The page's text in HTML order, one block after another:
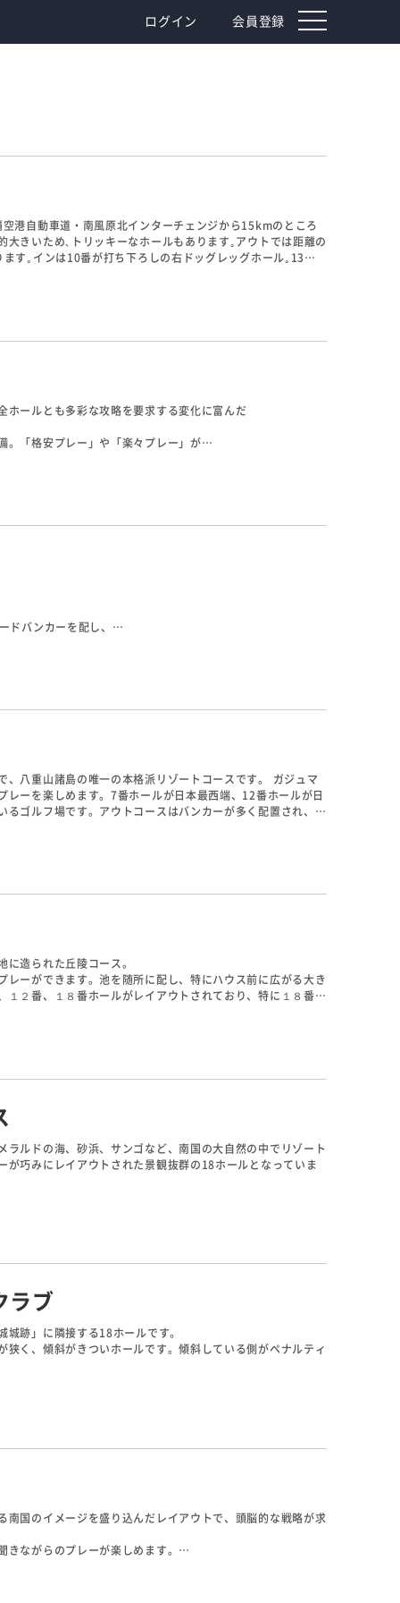
ログイン 会員登録
toggle
港自動車道・南風原北インターチェンジから15kmのところ
きいため､トリッキーなホールもあります｡アウトでは距離の
す｡インは10番が打ち下ろしの右ドッグレッグホール｡13
向かって打ち下ろしていきます｡6番ホールからは、東に太
ホールとも多彩な攻略を要求する変化に富んだ
。「格安プレー」や「楽々プレー」が
ドバンカーを配し、
地よさを与えてくれます。
八重山諸島の唯一の本格派リゾートコースです。 ガジュマ
ーを楽しめます。7番ホールが日本最西端、12番ホールが日
ゴルフ場です。アウトコースはバンカーが多く配置され、イ
リーンは、ティフトン系の「チャンピオンドワーフ」と呼ば
です。
に造られた丘陵コース。
レーができます。池を随所に配し、特にハウス前に広がる大き
２番、１８番ホールがレイアウトされており、特に１８番ホ
ルドの海、砂浜、サンゴなど、南国の大自然の中でリゾート
巧みにレイアウトされた景観抜群の18ホールとなっていま
トが必要となります。14番は隆起サンドのコーラルハザード
ら見下ろす海は絶景で、広いフェアウェイへ向かって放つ
ラブ
城跡」に隣接する18ホールです。
く、傾斜がきついホールです。傾斜している側がペナルティ
え、池も随所にあり美しい景観を楽しめます。10番は中城
。
国のイメージを盛り込んだレイアウトで、頭脳的な戦略が求
ながらのプレーが楽しめます。
す。全体的に視界が広く、ワイドなコースなので、リゾート
ち下ろす絶景の名物ホールです。